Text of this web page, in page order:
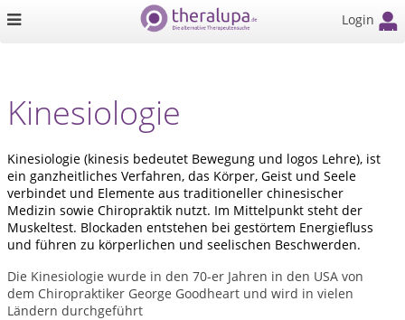
Login
Kinesiologie
Kinesiologie (kinesis bedeutet Bewegung und logos Lehre), ist
ein ganzheitliches Verfahren, das Körper, Geist und Seele
verbindet und Elemente aus traditioneller chinesischer
Medizin sowie Chiropraktik nutzt. Im Mittelpunkt steht der
Muskeltest. Blockaden entstehen bei gestörtem Energiefluss
und führen zu körperlichen und seelischen Beschwerden.
Die Kinesiologie wurde in den 70-er Jahren in den USA von
dem Chiropraktiker George Goodheart und wird in vielen
Ländern durchgeführt